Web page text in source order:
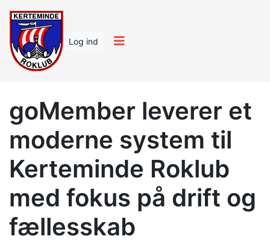
Log ind
goMember leverer et
moderne system til
Kerteminde Roklub
med fokus på drift og
fællesskab